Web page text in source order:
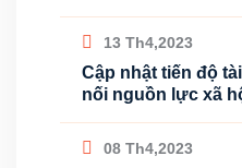
13 Th4,2023
Cập nhật tiến độ
nối nguồn lực xã
08 Th4,2023